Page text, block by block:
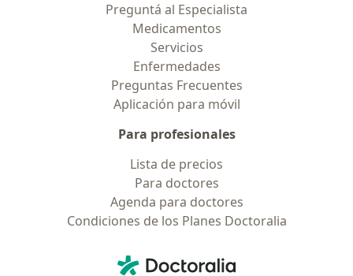
Preguntá al Especialista
Medicamentos
Servicios
Enfermedades
Preguntas Frecuentes
Aplicación para móvil
Para profesionales
Lista de precios
Para doctores
Agenda para doctores
Condiciones de los Planes Doctoralia
Doctoralia - Página de inicio